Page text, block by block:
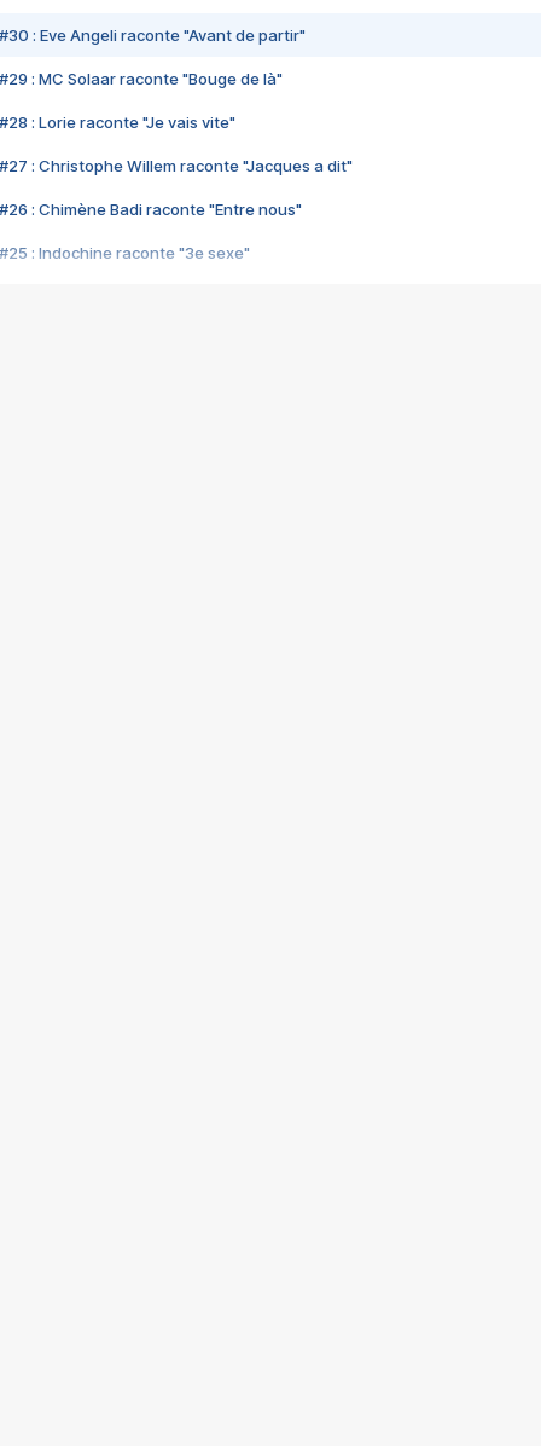
#30 : Eve Angeli raconte "Avant de partir"
#29 : MC Solaar raconte "Bouge de là"
#28 : Lorie raconte "Je vais vite"
#27 : Christophe Willem raconte "Jacques a dit"
#26 : Chimène Badi raconte "Entre nous"
#25 : Indochine raconte "3e sexe"